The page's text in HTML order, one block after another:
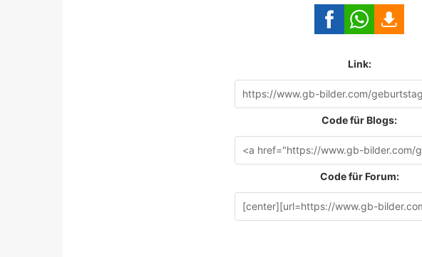
Link:
Code für Blogs:
Code für Forum: